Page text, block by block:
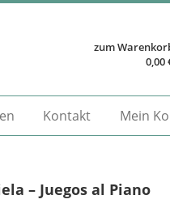
zum
0,00
Kontakt Mein
– Juegos al Piano